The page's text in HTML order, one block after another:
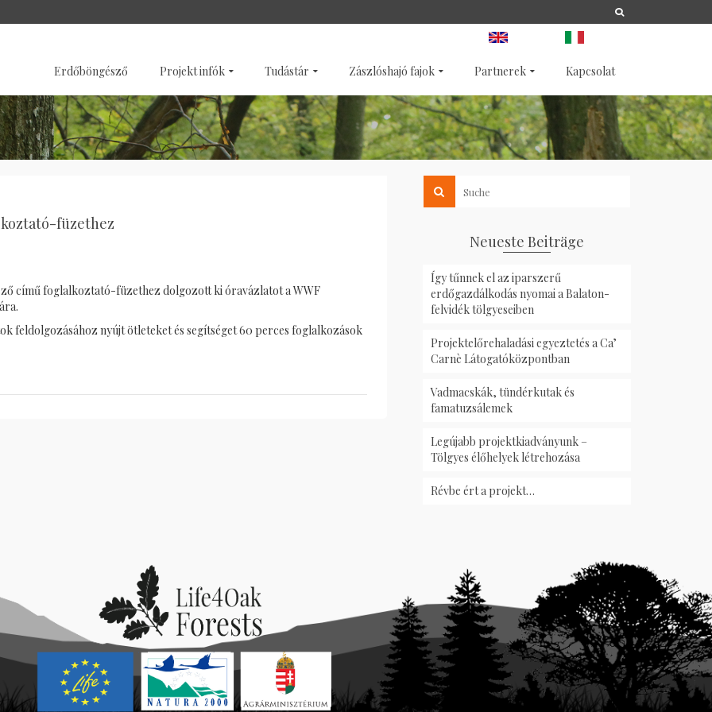
Erdőböngésző Projekt infók Tudástár Zászlóshajó fajok Partnerek Kapcsolat
füzethez
című foglalkoztató-füzethez dolgozott ki óravázlatot a WWF
feldolgozásához nyújt ötleteket és segítséget 60 perces foglalkozások
Neueste Beiträge
Így tűnnek el az iparszerű
erdőgazdálkodás nyomai a Balaton-
felvidék tölgyeseiben
Projektelőrehaladási egyeztetés a Ca’
Carnè Látogatóközpontban
Vadmacskák, tündérkutak és
famatuzsálemek
Legújabb projektkiadványunk –
Tölgyes élőhelyek létrehozása
Révbe ért a projekt…